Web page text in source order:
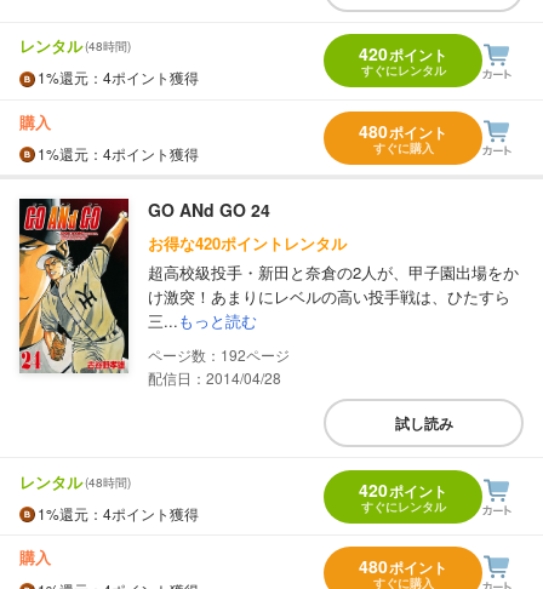
レンタル(48時間)
1%還元 ：4ポイント獲得
420ポイント
すぐにレンタル
購入
1%還元 ：4ポイント獲得
480ポイント
すぐに購入
GO ANd GO 24
お得な420ポイントレンタル
超高校級投手・新田と奈倉の2人が、甲子園出場をか
け激突！あまりにレベルの高い投手戦は、ひたすら
三...もっと読む
192
配信日：2014/04/28
試し読み
レンタル(48時間)
1%還元 ：4ポイント獲得
420ポイント
すぐにレンタル
購入 480ポイント
すぐに購入